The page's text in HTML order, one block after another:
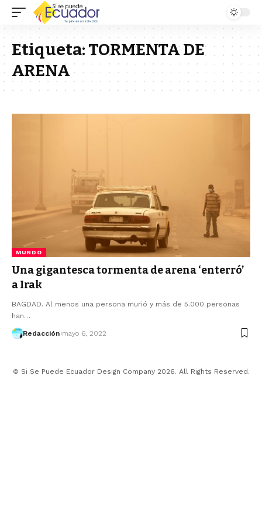
Etiqueta: TORMENTA DE
ARENA
MUNDO
Una gigantesca tormenta de arena ‘enterró’
a Irak
BAGDAD. Al menos una persona murió y más de 5.000 personas
han…
Redacción mayo 6, 2022
© Si Se Puede Ecuador Design Company 2026. All Rights Reserved.